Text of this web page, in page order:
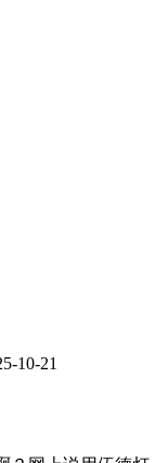
10-21